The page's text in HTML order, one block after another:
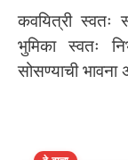
कवयित्री स्वतः
भुमिका स्वतः
सोसण्याची